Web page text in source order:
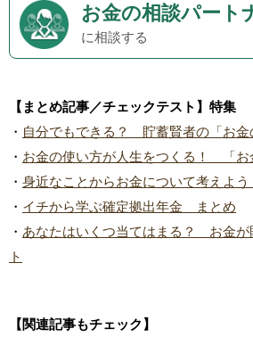
お金の相談パート
に相談する
【まとめ記事／チェックテスト】特集
・ 自分でもできる？ 貯蓄賢者の「お金
・ お金の使い方が人生をつくる！ 「お
・ 身近なことからお金について考えよ
・ イチから学ぶ確定拠出年金 まとめ
・ あなたはいくつ当てはまる？ お金が
ト
【関連記事もチェック】